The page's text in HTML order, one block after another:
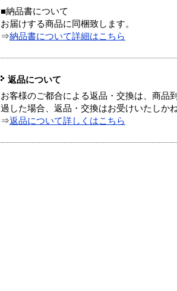
■納品書について
お届けする商品に同梱致します。
⇒納品書について詳細はこちら
返品について
お客様のご都合による返品・交換は、商品
過した場合、返品・交換はお受けいたしかね
⇒返品について詳しくはこちら